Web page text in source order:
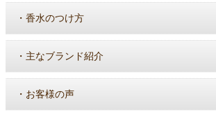
・ 香水のつけ方
・ 主なブランド紹介
・ お客様の声